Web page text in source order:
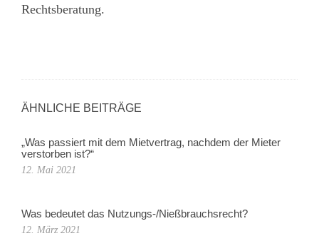
Rechtsberatung.
ÄHNLICHE BEITRÄGE
„Was passiert mit dem Mietvertrag, nachdem der Mieter
verstorben ist?“
12. Mai 2021
Was bedeutet das Nutzungs-/Nießbrauchsrecht?
12. März 2021